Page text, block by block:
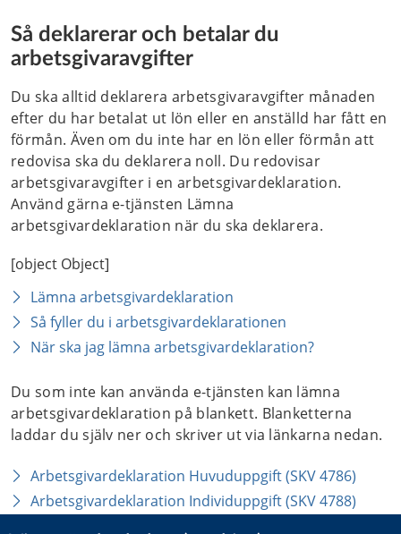
Så deklarerar och betalar du
arbetsgivaravgifter
Du ska alltid deklarera arbetsgivaravgifter månaden
efter du har betalat ut lön eller en anställd har fått en
förmån. Även om du inte har en lön eller förmån att
redovisa ska du deklarera noll. Du redovisar
arbetsgivaravgifter i en arbetsgivardeklaration.
Använd gärna e-tjänsten Lämna
arbetsgivardeklaration när du ska deklarera.
[object Object]
Lämna arbetsgivardeklaration
Så fyller du i arbetsgivardeklarationen
När ska jag lämna arbetsgivardeklaration?
Du som inte kan använda e-tjänsten kan lämna
arbetsgivardeklaration på blankett. Blanketterna
laddar du själv ner och skriver ut via länkarna nedan.
Arbetsgivardeklaration Huvuduppgift (SKV 4786)
Arbetsgivardeklaration Individuppgift (SKV 4788)